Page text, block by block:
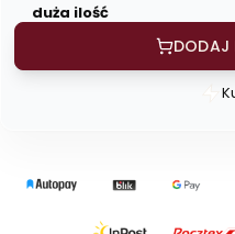
duża ilość
DODAJ